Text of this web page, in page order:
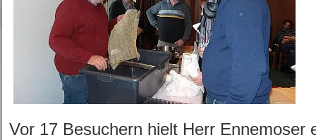
Vor 17 Besuchern hielt Herr Ennemoser